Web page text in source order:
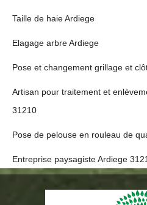
Taille de haie Ardiege
Elagage arbre Ardiege
Pose et changement grillage et
Artisan pour traitement et
31210
Pose de pelouse en rouleau de
Entreprise paysagiste Ardiege